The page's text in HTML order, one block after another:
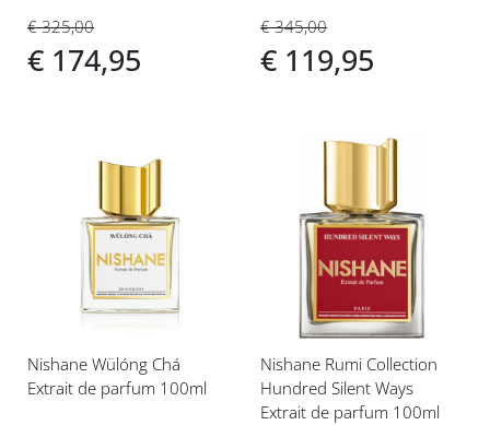
€ 325,00
€ 174,95
€ 345,00
€ 119,95
verlanglijst
Nishane Wülóng Chá
Extrait de parfum 100ml
toe
aan
verlanglijst
Nishane Rumi Collection
Hundred Silent Ways
Extrait de parfum 100ml